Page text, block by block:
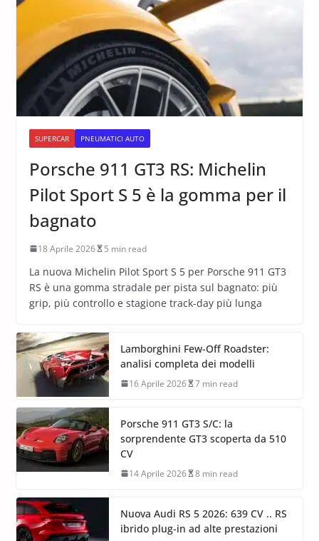
SUPERCAR PNEUMATICI AUTO
Porsche 911 GT3 RS: Michelin
Pilot Sport S 5 è la gomma per il
bagnato
18 Aprile 2026 5 min read
La nuova Michelin Pilot Sport S 5 per Porsche 911 GT3
RS è una gomma stradale per pista sul bagnato: più
grip, più controllo e stagione track-day più lunga
Lamborghini Few-Off Roadster:
analisi completa dei modelli
16 Aprile 2026 7 min read
Porsche 911 GT3 S/C: la
sorprendente GT3 scoperta da 510
CV
14 Aprile 2026 8 min read
Nuova Audi RS 5 2026: 639 CV .. RS
ibrido plug-in ad alte prestazioni